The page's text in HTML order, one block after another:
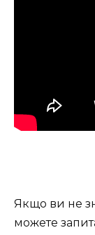
Якщо ви не
можете